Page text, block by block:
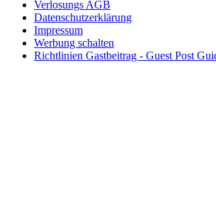
Verlosungs AGB
Datenschutzerklärung
Impressum
Werbung schalten
Richtlinien Gastbeitrag - Guest Post